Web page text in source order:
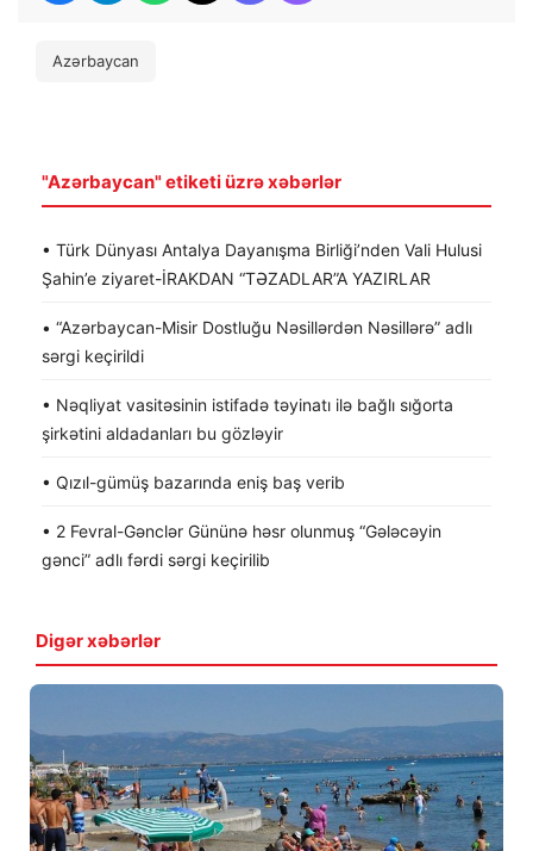
Azərbaycan
"Azərbaycan" etiketi üzrə xəbərlər
• Türk Dünyası Antalya Dayanışma Birliği’nden Vali Hulusi
Şahin’e ziyaret-İRAKDAN “TƏZADLAR”A YAZIRLAR
• “Azərbaycan-Misir Dostluğu Nəsillərdən Nəsillərə” adlı
sərgi keçirildi
• Nəqliyat vasitəsinin istifadə təyinatı ilə bağlı sığorta
şirkətini aldadanları bu gözləyir
• Qızıl-gümüş bazarında eniş baş verib
• 2 Fevral-Gənclər Gününə həsr olunmuş “Gələcəyin
gənci” adlı fərdi sərgi keçirilib
Digər xəbərlər